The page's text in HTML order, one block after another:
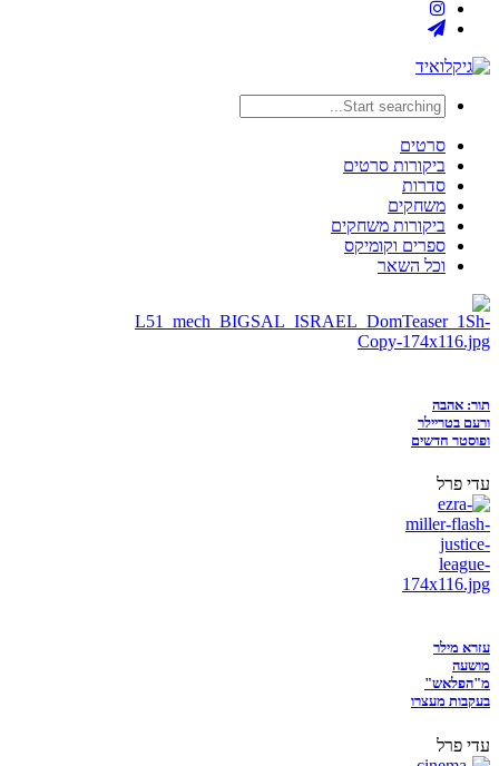
סרטים
ביקורות סרטים
סדרות
משחקים
ביקורות משחקים
ספרים וקומיקס
וכל השאר
תור: אהבה
ורעם בטריילר
ופוסטר חדשים
עדי פרל
עזרא מילר
מושעה
מ"הפלאש"
בעקבות מעצרו
עדי פרל